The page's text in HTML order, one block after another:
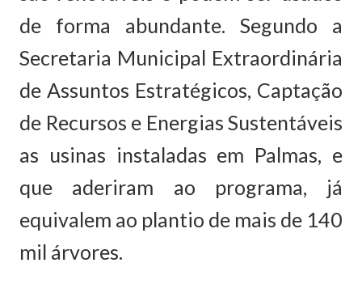
de forma abundante. Segundo a
Secretaria Municipal Extraordinária
de Assuntos Estratégicos, Captação
de Recursos e Energias Sustentáveis
as usinas instaladas em Palmas, e
que aderiram ao programa, já
equivalem ao plantio de mais de 140
mil árvores.